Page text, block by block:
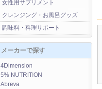
女性用サプリメント
クレンジング・お風呂グッズ
調味料・料理サポート
メーカーで探す
4Dimension
5% NUTRITION
Abreva